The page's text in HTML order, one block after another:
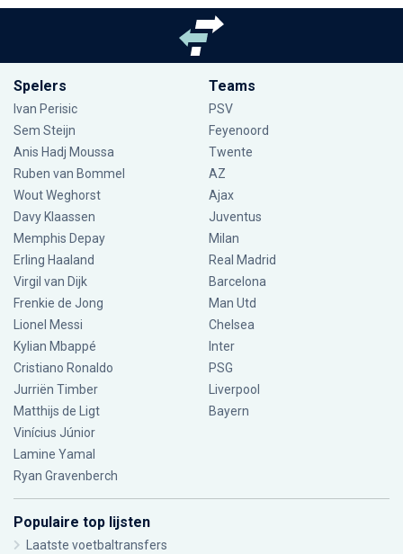
Spelers
Ivan Perisic
Sem Steijn
Anis Hadj Moussa
Ruben van Bommel
Wout Weghorst
Davy Klaassen
Memphis Depay
Erling Haaland
Virgil van Dijk
Frenkie de Jong
Lionel Messi
Kylian Mbappé
Cristiano Ronaldo
Jurriën Timber
Matthijs de Ligt
Vinícius Júnior
Lamine Yamal
Ryan Gravenberch
Teams
PSV
Feyenoord
Twente
AZ
Ajax
Juventus
Milan
Real Madrid
Barcelona
Man Utd
Chelsea
Inter
PSG
Liverpool
Bayern
Populaire top lijsten
Laatste voetbaltransfers